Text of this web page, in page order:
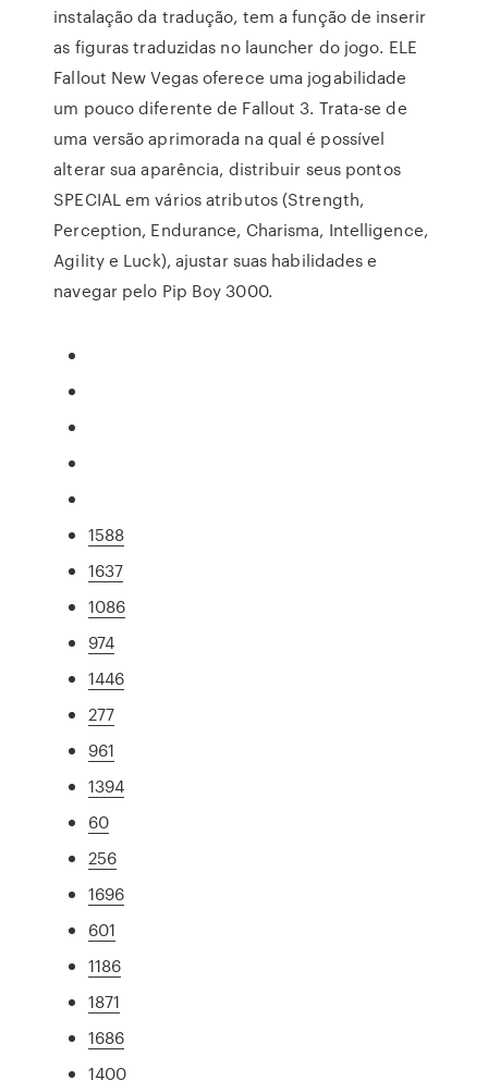
instalação da tradução, tem a função de inserir
as figuras traduzidas no launcher do jogo. ELE
Fallout New Vegas oferece uma jogabilidade
um pouco diferente de Fallout 3. Trata-se de
uma versão aprimorada na qual é possível
alterar sua aparência, distribuir seus pontos
SPECIAL em vários atributos (Strength,
Perception, Endurance, Charisma, Intelligence,
Agility e Luck), ajustar suas habilidades e
navegar pelo Pip Boy 3000.
1588
1637
1086
974
1446
277
961
1394
60
256
1696
601
1186
1871
1686
1400